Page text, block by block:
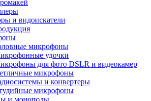
и видоискатели
микрофоны
удочки
для фото DSLR и видеокамер
микрофоны
и конвертеры
микрофоны
и моноподы